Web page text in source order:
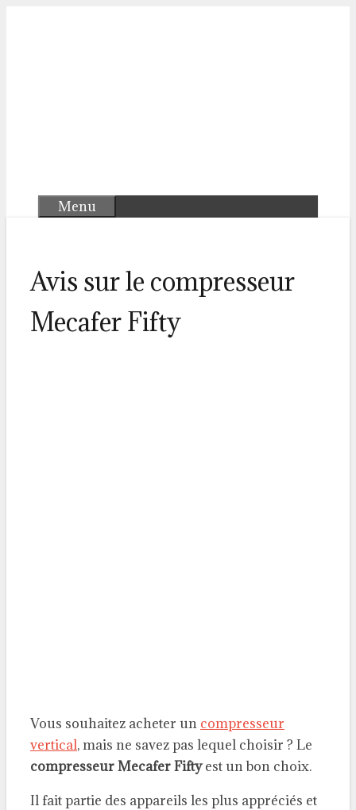
Menu
Avis sur le compresseur
Mecafer Fifty
Vous souhaitez acheter un compresseur
vertical, mais ne savez pas lequel choisir ? Le
compresseur Mecafer Fiftyest un bon choix.
Il fait partie des appareils les plus appréciés et